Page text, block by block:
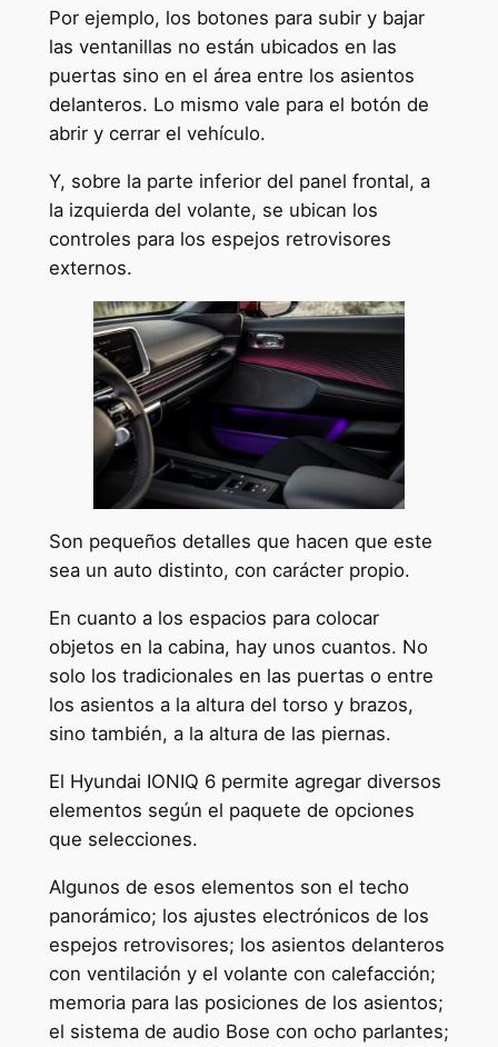
Por ejemplo, los botones para subir y bajar
las ventanillas no están ubicados en las
puertas sino en el área entre los asientos
delanteros. Lo mismo vale para el botón de
abrir y cerrar el vehículo.
Y, sobre la parte inferior del panel frontal, a
la izquierda del volante, se ubican los
controles para los espejos retrovisores
externos.
Son pequeños detalles que hacen que este
sea un auto distinto, con carácter propio.
En cuanto a los espacios para colocar
objetos en la cabina, hay unos cuantos. No
solo los tradicionales en las puertas o entre
los asientos a la altura del torso y brazos,
sino también, a la altura de las piernas.
El Hyundai IONIQ 6 permite agregar diversos
elementos según el paquete de opciones
que selecciones.
Algunos de esos elementos son el techo
panorámico; los ajustes electrónicos de los
espejos retrovisores; los asientos delanteros
con ventilación y el volante con calefacción;
memoria para las posiciones de los asientos;
el sistema de audio Bose con ocho parlantes;